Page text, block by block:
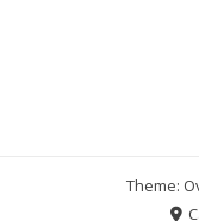
Theme: